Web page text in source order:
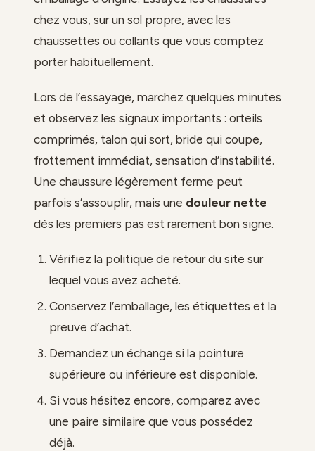
chez vous, sur un sol propre, avec les
chaussettes ou collants que vous comptez
porter habituellement.
Lors de l’essayage, marchez quelques minutes
et observez les signaux importants : orteils
comprimés, talon qui sort, bride qui coupe,
frottement immédiat, sensation d’instabilité.
Une chaussure légèrement ferme peut
parfois s’assouplir, mais une douleur nette
dès les premiers pas est rarement bon signe.
Vérifiez la politique de retour du site sur
lequel vous avez acheté.
Conservez l’emballage, les étiquettes et la
preuve d’achat.
Demandez un échange si la pointure
supérieure ou inférieure est disponible.
Si vous hésitez encore, comparez avec
une paire similaire que vous possédez
déjà.